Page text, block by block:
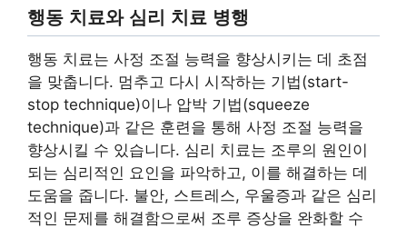
행동 치료와 심리 치료 병행
행동 치료는 사정 조절 능력을 향상시키는 데 초점
을 맞춥니다. 멈추고 다시 시작하는 기법(start-
stop technique)이나 압박 기법(squeeze
technique)과 같은 훈련을 통해 사정 조절 능력을
향상시킬 수 있습니다. 심리 치료는 조루의 원인이
되는 심리적인 요인을 파악하고, 이를 해결하는 데
도움을 줍니다. 불안, 스트레스, 우울증과 같은 심리
적인 문제를 해결함으로써 조루 증상을 완화할 수